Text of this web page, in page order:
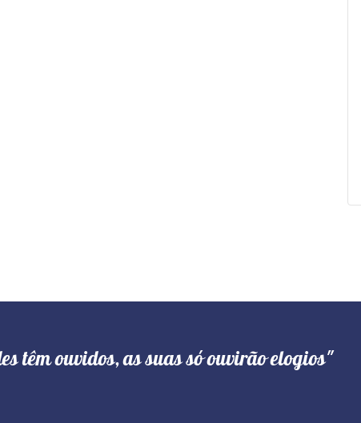
têm ouvidos, as suas só ouvirão elogios"